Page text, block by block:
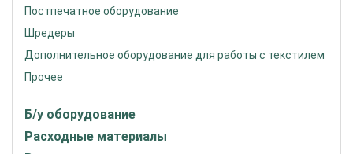
Постпечатное оборудование
Шредеры
Дополнительное оборудование для работы с текстилем
Прочее
Б/у оборудование
Расходные материалы